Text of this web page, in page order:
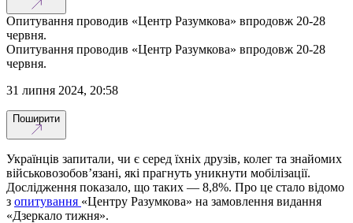
Опитування проводив «Центр Разумкова» впродовж 20-28
червня.
Опитування проводив «Центр Разумкова» впродовж 20-28
червня.
31 липня 2024, 20:58
Поширити
Українців запитали, чи є серед їхніх друзів, колег та знайомих
військовозобов’язані, які прагнуть уникнути мобілізації.
Дослідження показало, що таких — 8,8%. Про це стало відомо
з опитування «Центру Разумкова» на замовлення видання
«Дзеркало тижня».